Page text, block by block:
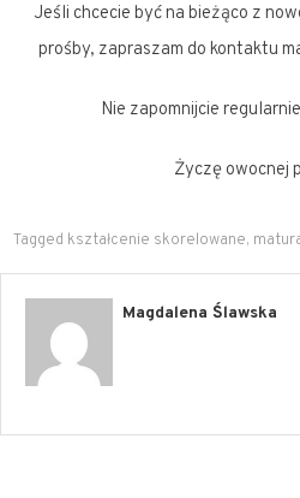
Jeśli chcecie być na bieżąco z
prośby, zapraszam do kontaktu
Nie zapomnijcie
Życzę owocnej
Tagged kształcenie skorelowane,
Magdalena Ślawska